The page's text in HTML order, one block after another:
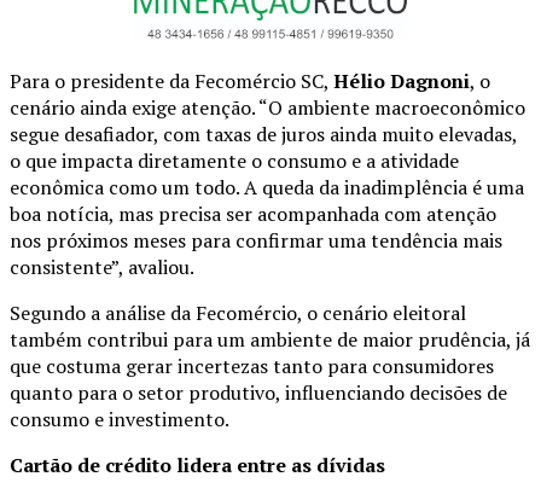
Para o presidente da Fecomércio SC, Hélio Dagnoni, o
cenário ainda exige atenção. “O ambiente macroeconômico
segue desafiador, com taxas de juros ainda muito elevadas,
o que impacta diretamente o consumo e a atividade
econômica como um todo. A queda da inadimplência é uma
boa notícia, mas precisa ser acompanhada com atenção
nos próximos meses para confirmar uma tendência mais
consistente”, avaliou.
Segundo a análise da Fecomércio, o cenário eleitoral
também contribui para um ambiente de maior prudência, já
que costuma gerar incertezas tanto para consumidores
quanto para o setor produtivo, influenciando decisões de
consumo e investimento.
Cartão de crédito lidera entre as dívidas